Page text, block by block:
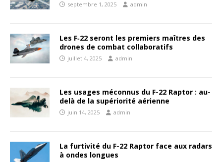
septembre 1, 2025 admin
Les F‑22 seront les premiers maîtres des
drones de combat collaboratifs
juillet 4, 2025 admin
Les usages méconnus du F-22 Raptor : au-
delà de la supériorité aérienne
juin 14, 2025 admin
La furtivité du F-22 Raptor face aux radars
à ondes longues